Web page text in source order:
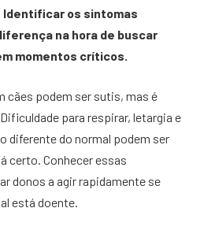
Identificar os sintomas
na hora de buscar
momentos críticos.
cães podem ser sutis, mas é
para respirar, letargia e
diferente do normal podem ser
certo. Conhecer essas
donos a agir rapidamente se
está doente.